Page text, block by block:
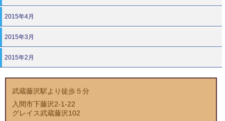
2015年4月
2015年3月
2015年2月
武蔵藤沢駅より徒歩５分
入間市下藤沢2-1-22
グレイス武蔵藤沢102